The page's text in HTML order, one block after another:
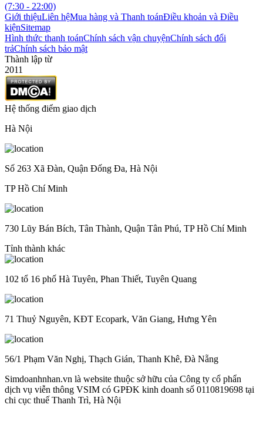
(7:30 - 22:00)
Giới thiệuLiên hệMua hàng và Thanh toánĐiều khoản và Điều
kiệnSitemap
Hình thức thanh toánChính sách vận chuyệnChính sách đổi
trảChính sách bảo mật
Thành lập từ
2011
Hệ thống điểm giao dịch
Hà Nội
Số 263 Xã Đàn, Quận Đống Đa, Hà Nội
TP Hồ Chí Minh
730 Lũy Bán Bích, Tân Thành, Quận Tân Phú, TP Hồ Chí Minh
Tỉnh thành khác
102 tổ 16 phố Hà Tuyên, Phan Thiết, Tuyên Quang
71 Thuỷ Nguyên, KĐT Ecopark, Văn Giang, Hưng Yên
56/1 Phạm Văn Nghị, Thạch Gián, Thanh Khê, Đà Nẵng
Simdoanhnhan.vn là website thuộc sở hữu của Công ty cổ phẩn
dịch vụ viễn thông VSIM có GPĐK kinh doanh số 0110819698 tại
chi cục thuế Thanh Trì, Hà Nội